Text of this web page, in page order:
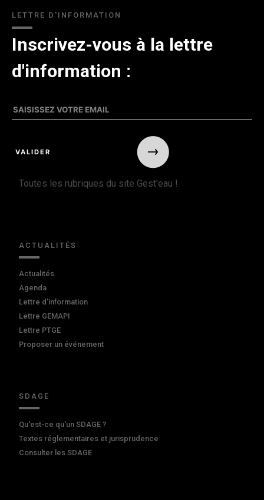
LETTRE D'INFORMATION
Inscrivez-vous à la lettre
d'information :
Toutes les rubriques du site Gest'eau !
ACTUALITÉS
Actualités
Agenda
Lettre d'information
Lettre GEMAPI
Lettre PTGE
Proposer un événement
SDAGE
Qu'est-ce qu'un SDAGE ?
Textes réglementaires et jurisprudence
Consulter les SDAGE